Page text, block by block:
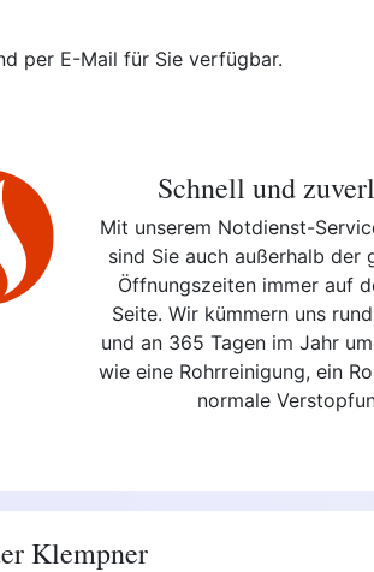
per E-Mail für Sie verfügbar.
Schnell und
Mit unserem Notdienst-
sind Sie auch außerhalb der
Öffnungszeiten immer auf
Seite. Wir kümmern uns
und an 365 Tagen im Jahr
wie eine Rohrreinigung, ein
normale
Klempner